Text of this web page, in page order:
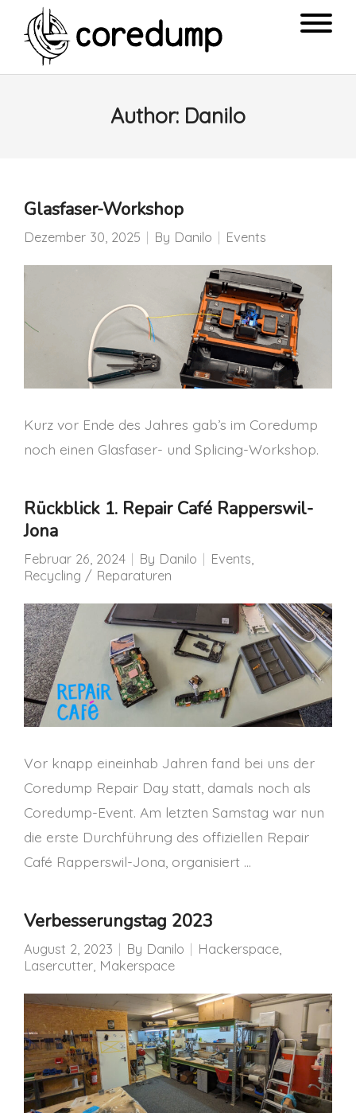
Author: Danilo
Glasfaser-Workshop
Dezember 30, 2025 By Danilo Events
Kurz vor Ende des Jahres gab’s im Coredump
noch einen Glasfaser- und Splicing-Workshop.
Rückblick 1. Repair Café Rapperswil-
Jona
Februar 26, 2024 By Danilo Events
Recycling / Reparaturen
Vor knapp eineinhab Jahren fand bei uns der
Coredump Repair Day statt, damals noch als
Coredump-Event. Am letzten Samstag war nun
die erste Durchführung des offiziellen Repair
Café Rapperswil-Jona, organisiert …
Verbesserungstag 2023
August 2, 2023 By Danilo Hackerspace,
Lasercutter, Makerspace